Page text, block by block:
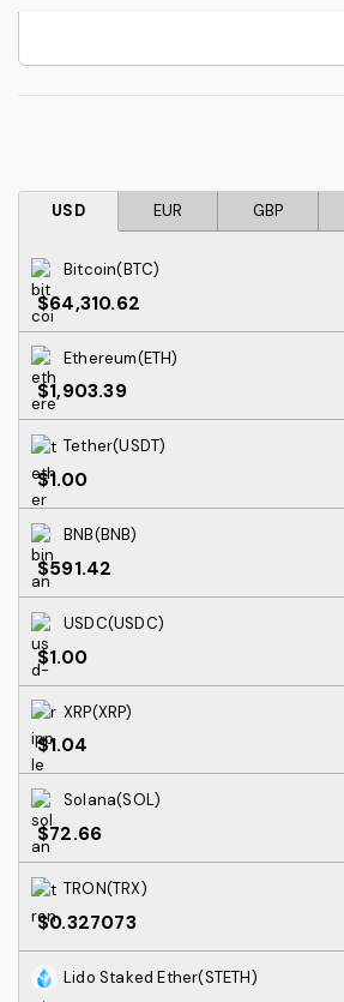
USD EUR GBP
Bitcoin(BTC)
$64,310.62
Ethereum(ETH)
$1,903.39
Tether(USDT)
$1.00
BNB(BNB)
$591.42
USDC(USDC)
$1.00
XRP(XRP)
$1.04
Solana(SOL)
$72.66
TRON(TRX)
$0.327073
Lido Staked Ether(STETH)